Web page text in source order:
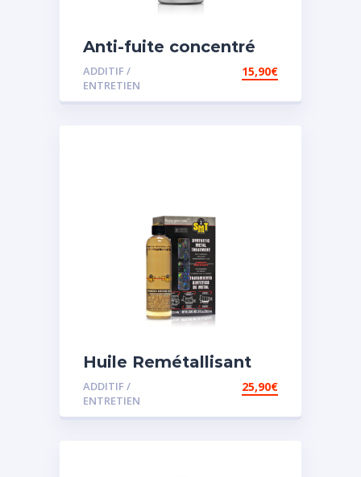
Anti-fuite concentré
pour direction
assistée
ADDITIF /
ENTRETIEN
15,90€
Huile Remétallisant
Moteur SMT2
ADDITIF /
ENTRETIEN
25,90€